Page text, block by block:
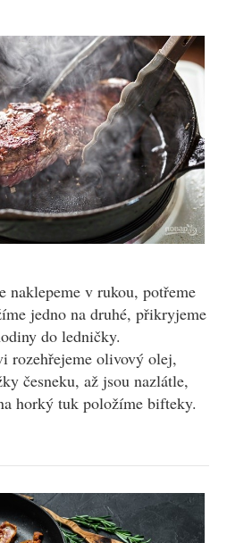
naklepeme v rukou, potřeme
jedno na druhé, přikryjeme
do ledničky.
rozehřejeme olivový olej,
česneku, až jsou nazlátle,
horký tuk položíme bifteky.